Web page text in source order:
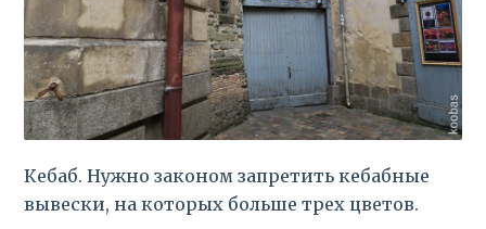
Кебаб. Нужно законом запретить кебабные
вывески, на которых больше трех цветов.